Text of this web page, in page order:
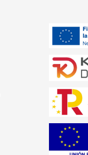
Cookies de Rendimiento
Las cookies de rendimiento